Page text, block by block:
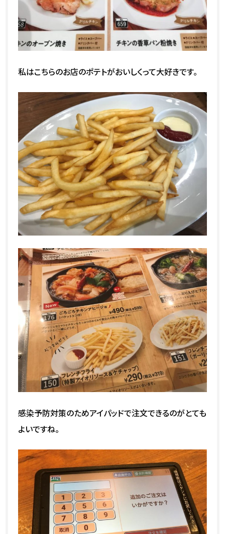
私はこちらのお店のポテトがおいしくって大好きです。
感染予防対策のためアイパッドで注文できるのがとても
よいですね。